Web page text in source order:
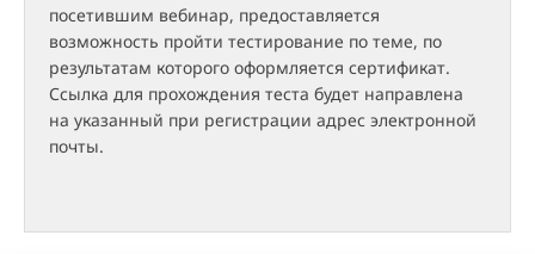
посетившим вебинар, предоставляется
возможность пройти тестирование по теме, по
результатам которого оформляется сертификат.
Ссылка для прохождения теста будет направлена
на указанный при регистрации адрес электронной
почты.